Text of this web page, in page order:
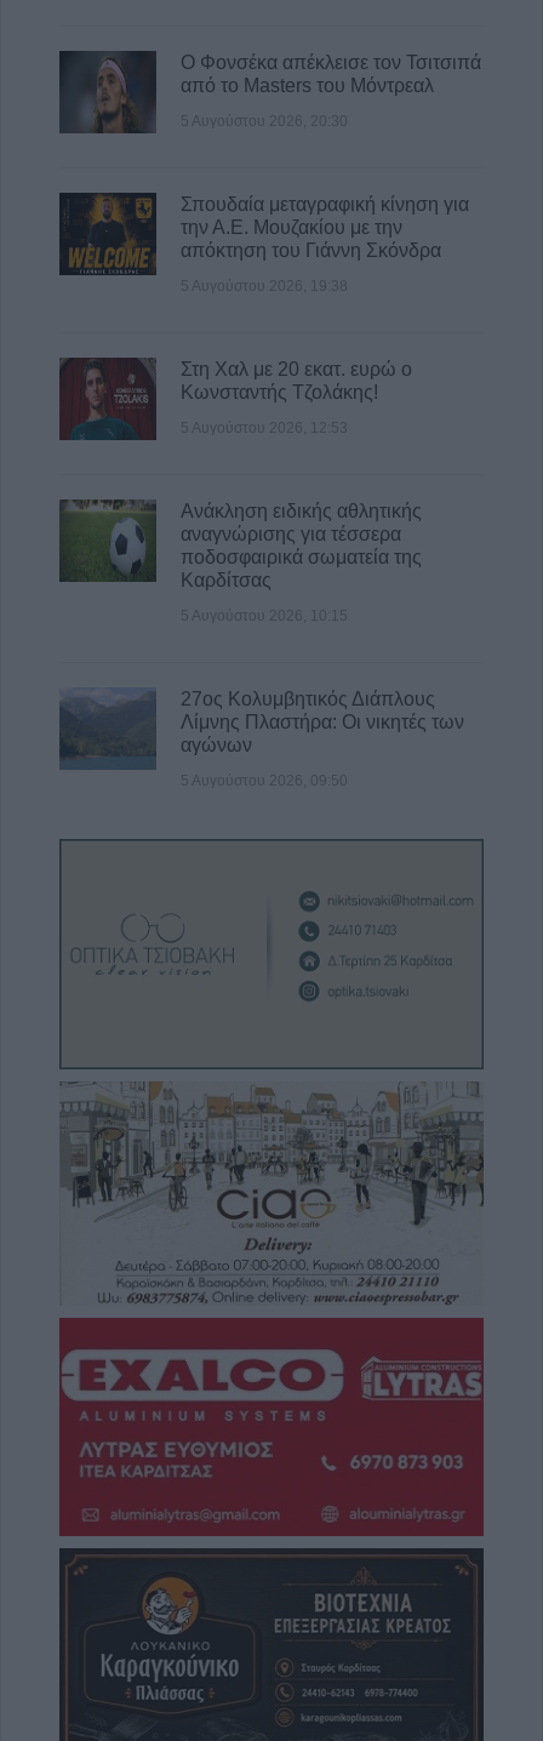
Ο Φονσέκα απέκλεισε τον Τσιτσιπά
από το Masters του Μόντρεαλ
5 Αυγούστου 2026, 20:30
Σπουδαία μεταγραφική κίνηση για
την Α.Ε. Μουζακίου με την
απόκτηση του Γιάννη Σκόνδρα
5 Αυγούστου 2026, 19:38
Στη Χαλ με 20 εκατ. ευρώ ο
Κωνσταντής Τζολάκης!
5 Αυγούστου 2026, 12:53
Ανάκληση ειδικής αθλητικής
αναγνώρισης για τέσσερα
ποδοσφαιρικά σωματεία της
Καρδίτσας
5 Αυγούστου 2026, 10:15
27ος Κολυμβητικός Διάπλους
Λίμνης Πλαστήρα: Οι νικητές των
αγώνων
5 Αυγούστου 2026, 09:50